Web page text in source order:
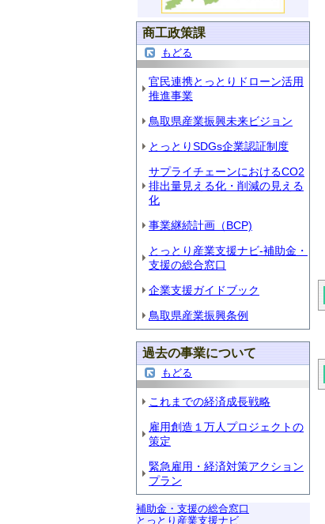
商工政策課
もどる
官民連携とっとりドローン活用
推進事業
鳥取県産業振興未来ビジョン
とっとりSDGs企業認証制度
サプライチェーンにおけるCO2
排出量見える化・削減の見える
化
事業継続計画（BCP)
とっとり産業支援ナビ-補助金・
支援の総合窓口
企業支援ガイドブック
鳥取県産業振興条例
過去の事業について
もどる
これまでの経済成長戦略
雇用創造１万人プロジェクトの
策定
緊急雇用・経済対策アクション
プラン
補助金・支援の総合窓口
とっとり産業支援ナビ